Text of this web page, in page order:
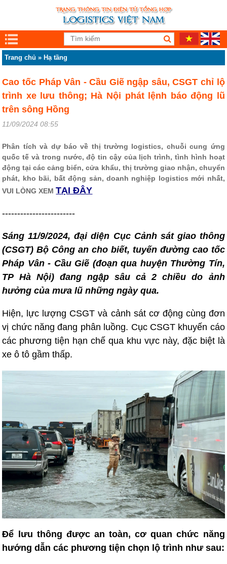
Trang chủ » Hạ tầng
Cao tốc Pháp Vân - Cầu Giẽ ngập sâu, CSGT chỉ lộ
trình xe lưu thông; Hà Nội phát lệnh báo động lũ
trên sông Hồng
11/09/2024 08:55
Phân tích và dự báo về thị trường logistics, chuỗi cung ứng
quốc tế và trong nước, độ tin cậy của lịch trình, tình hình hoạt
động tại các cảng biển, cửa khẩu, thị trường giao nhận, chuyển
phát, kho bãi, bất động sản, doanh nghiệp logistics mới nhất,
VUI LÒNG XEM TẠI ĐÂY
------------------------
Sáng 11/9/2024, đại diện Cục Cảnh sát giao thông
(CSGT) Bộ Công an cho biết, tuyến đường cao tốc
Pháp Vân - Cầu Giẽ (đoạn qua huyện Thường Tín,
TP Hà Nội) đang ngập sâu cả 2 chiều do ảnh
hưởng của mưa lũ những ngày qua.
Hiện, lực lượng CSGT và cảnh sát cơ động cùng đơn
vị chức năng đang phân luồng. Cục CSGT khuyến cáo
các phương tiện hạn chế qua khu vực này, đặc biệt là
xe ô tô gầm thấp.
Để lưu thông được an toàn, cơ quan chức năng
hướng dẫn các phương tiện chọn lộ trình như sau: